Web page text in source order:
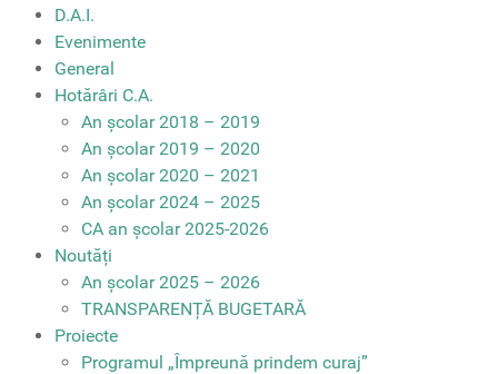
D.A.I.
Evenimente
General
Hotărâri C.A.
An școlar 2018 – 2019
An școlar 2019 – 2020
An școlar 2020 – 2021
An școlar 2024 – 2025
CA an școlar 2025-2026
Noutăți
An școlar 2025 – 2026
TRANSPARENȚĂ BUGETARĂ
Proiecte
Programul „Împreună prindem curaj”